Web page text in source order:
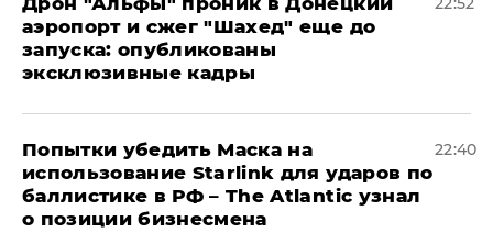
аэропорт и сжег "Шахед" еще до
запуска: опубликованы
эксклюзивные кадры
Попытки убедить Маска на
использование Starlink для ударов по
баллистике в РФ – The Atlantic узнал
о позиции бизнесмена
22:40